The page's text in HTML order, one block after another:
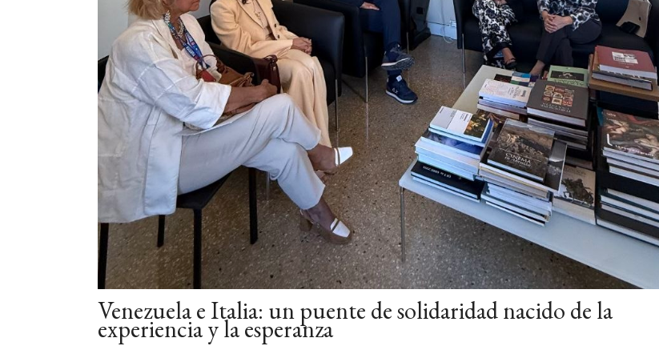
Venezuela e Italia: un puente de solidaridad nacido de la
experiencia y la esperanza